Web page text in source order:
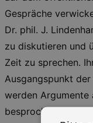
Gespräche
Dr. phil. J.
zu diskutieren und
Zeit zu sprechen.
Ausgangspunkt
werden
besprochen.